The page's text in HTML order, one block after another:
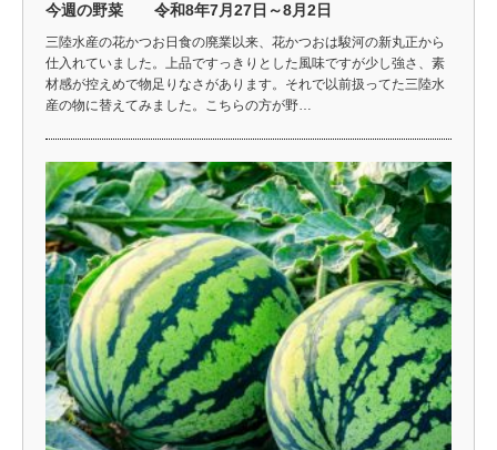
今週の野菜 令和8年7月27日～8月2日
三陸水産の花かつお日食の廃業以来、花かつおは駿河の新丸正から
仕入れていました。上品ですっきりとした風味ですが少し強さ、素
材感が控えめで物足りなさがあります。それで以前扱ってた三陸水
産の物に替えてみました。こちらの方が野…